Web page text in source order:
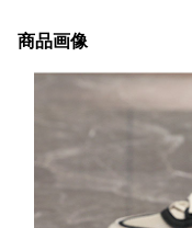
商品画像